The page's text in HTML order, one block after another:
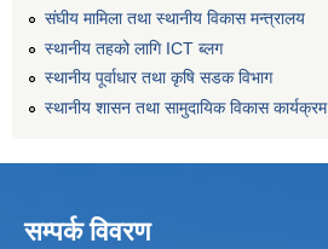
संघीय मामिला तथा स्थानीय विकास मन्त्रालय
स्थानीय तहको लागि ICT ब्लग
स्थानीय पूर्वाधार तथा कृषि सडक विभाग
स्थानीय शासन तथा सामुदायिक विकास कार्यक्रम
सम्पर्क विवरण